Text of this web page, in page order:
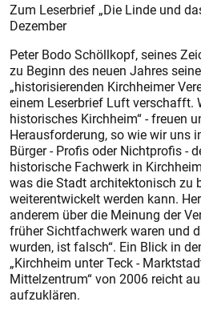
Zum Leserbrief „Die Linde und
Dezember
Peter Bodo Schöllkopf, seines
zu Beginn des neuen Jahres
„historisierenden Kirchheimer
einem Leserbrief Luft verschafft.
historisches Kirchheim“ - freuen
Herausforderung, so wie wir uns
Bürger - Profis oder Nichtprofis -
historische Fachwerk in
was die Stadt architektonisch zu
weiterentwickelt werden kann.
anderem über die Meinung der
früher Sichtfachwerk waren und
wurden, ist falsch“. Ein Blick in
„Kirchheim unter Teck -
Mittelzentrum“ von 2006 reicht
aufzuklären.